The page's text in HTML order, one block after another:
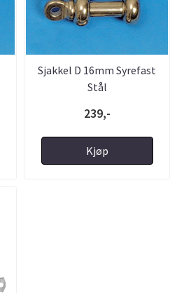
Sjakkel D 16mm Syrefast
Stål
239,-
Kjøp